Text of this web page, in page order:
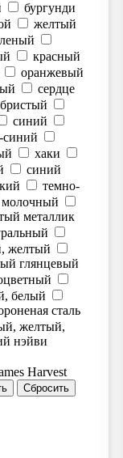
бургунди
желтый
красный
оранжевый
сердце
синий
синий
хаки
синий
темно-
молочный
металлик
желтый
глянцевый
белый
сталь
желтый,
нэйви
Harvest